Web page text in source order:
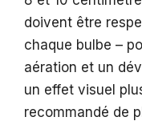
doivent être
chaque bulbe –
aération et un
un effet visuel
recommandé de